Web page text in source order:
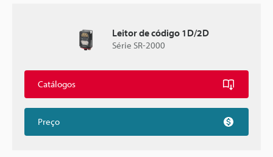
Leitor de código 1D/2D
Série SR-2000
Catálogos
Preço